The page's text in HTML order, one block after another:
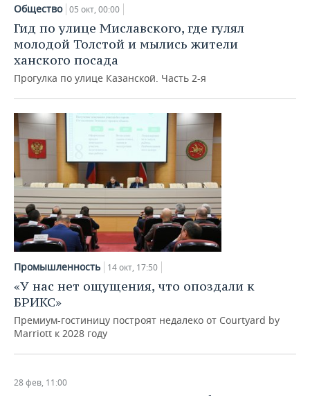
НЕФТЕХИМИЯ
НЕФТЬ
ОПК
ЭНЕРГЕТИКА
РОЗНИЧНАЯ ТОРГОВЛЯ
ТРАНСПОРТ
НОВОСТИ ТЕХНОЛОГИЙ
IT
ТЕЛЕКОММУНИКАЦИИ
МЕРОПРИЯТИЯ
НОВОСТИ МЕРОПРИЯТИЙ
БИЗНЕС-БРАНЧИ
ONLINE-КОНФЕРЕНЦИИ
ОТКРЫТАЯ ЛЕКЦИЯ
СПОРТ
ФУТБОЛ
ХОККЕЙ
БАСКЕТБОЛ
ВОЛЕЙБОЛ
КИБЕРСПОРТ
ФИГУРНОЕ КАТАНИЕ
НОВОСТИ ОБЩЕСТВА
ВЛАСТЬ
ИНФРАСТРУКТУРА
ИСТОРИЯ
КУЛЬТУРА
МЕДИЦИНА
ФОТОГАЛЕРЕЯ
СЮЖЕТЫ
СПРАВОЧНИК
СПИСОК ПЕРСОН
СПИСОК КОМПАНИЙ
ПОЛНАЯ ВЕРСИЯ
Общество 05 окт, 00:00
Гид по улице Миславского, где гулял
молодой Толстой и мылись жители
ханского посада
Прогулка по улице Казанской. Часть 2-я
Промышленность 14 окт, 17:50
«У нас нет ощущения, что опоздали к
БРИКС»
Премиум-гостиницу построят недалеко от Courtyard by
Marriott к 2028 году
28 фев, 11:00